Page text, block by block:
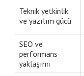
Teknik yetkinlik
ve yazılım gücü
SEO ve
performans
yaklaşımı